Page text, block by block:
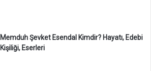
Memduh Şevket Esendal Kimdir? Hayatı, Edebi
Kişiliği, Eserleri